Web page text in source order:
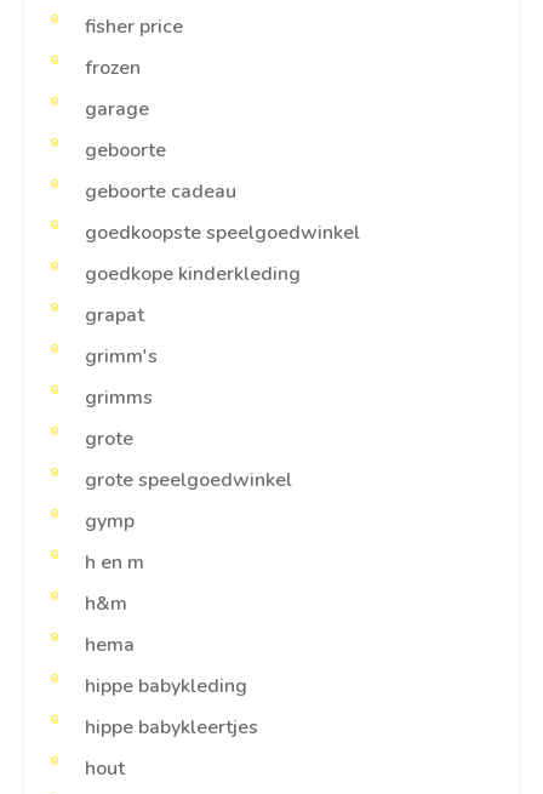
fisher price
frozen
garage
geboorte
geboorte cadeau
goedkoopste speelgoedwinkel
goedkope kinderkleding
grapat
grimm's
grimms
grote
grote speelgoedwinkel
gymp
h en m
h&m
hema
hippe babykleding
hippe babykleertjes
hout